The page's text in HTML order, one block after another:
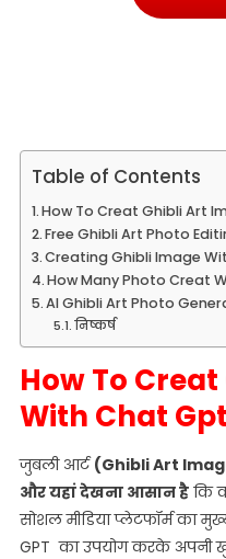
Table of Contents
How To Creat Ghibli Art
Free Ghibli Art Photo
Creating Ghibli Image
How Many Photo Creat
AI Ghibli Art Photo
निष्कर्ष
How To
With Chat
जुबली आर्ट(Ghibli Art
और यहां देखना आसान हैकि
सोशल मीडिया प्लेटफॉर्म का
GPT का उपयोग करके अपनी